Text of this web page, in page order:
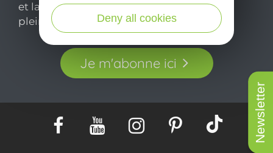
Newsletter
et laissez-vous inspirer pour profiter
pleinement de votre séjour en Aveyron.
Je m'abonne ici
Deny all cookies